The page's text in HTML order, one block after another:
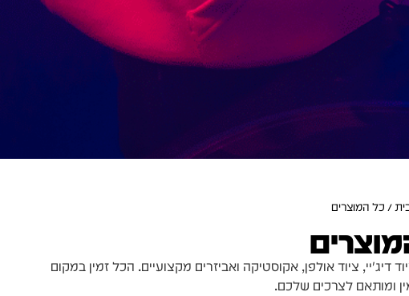
/ כל המוצרים
ציוד אולפן, אקוסטיקה ואביזרים מקצועיים. הכל זמין במקום
ומותאם לצרכים שלכם.